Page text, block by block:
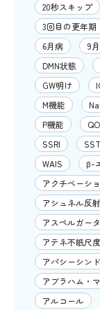
20秒スキップ
3回目の更年期
6月病
9月
DMN状態
GW明け
M機能
P機能
SSRI
SST
WAIS
β-
アクチベーシ
アシュネル反
アスペルガー
アテネ不眠尺
アパシーシン
アブラハム・
アルコール